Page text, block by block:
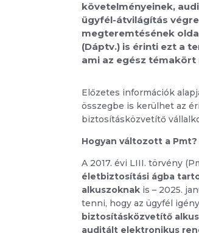
követelményeinek,
ügyfél-átvilágítás
megteremtésének
(Dáptv.) is érinti ezt a
ami az egész
Előzetes információk
összegbe is kerülhet az
biztosításközvetítő
Hogyan változott a Pmt?
A 2017. évi LIII. törvény
életbiztosítási ágba
alkuszoknak is – 2025.
tenni, hogy az ügyfél
biztosításközvetítő
auditált elektronikus